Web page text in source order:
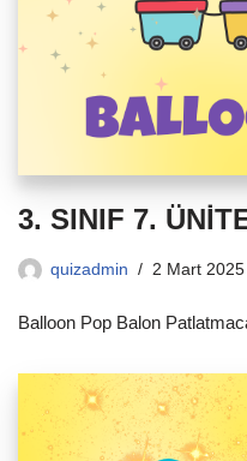
3. SINIF 7.
quizadmin 2 Mart 2025
Balloon Pop Balon